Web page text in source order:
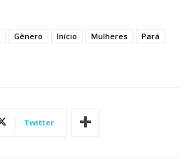
Gênero Início Mulheres
Pará
Twitter